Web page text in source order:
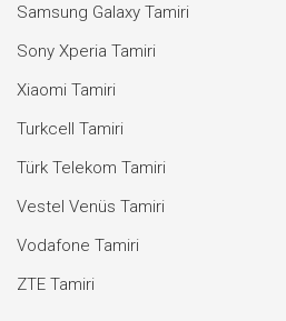
Samsung Galaxy Tamiri
Sony Xperia Tamiri
Xiaomi Tamiri
Turkcell Tamiri
Türk Telekom Tamiri
Vestel Venüs Tamiri
Vodafone Tamiri
ZTE Tamiri